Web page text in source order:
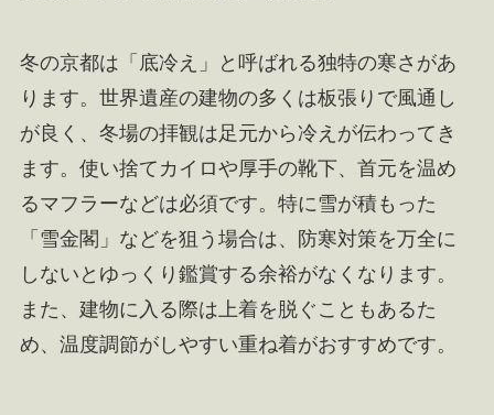
冬の京都は「底冷え」と呼ばれる独特の寒さがあ
ります。世界遺産の建物の多くは板張りで風通し
が良く、冬場の拝観は足元から冷えが伝わってき
ます。使い捨てカイロや厚手の靴下、首元を温め
るマフラーなどは必須です。特に雪が積もった
「雪金閣」などを狙う場合は、防寒対策を万全に
しないとゆっくり鑑賞する余裕がなくなります。
また、建物に入る際は上着を脱ぐこともあるた
め、温度調節がしやすい重ね着がおすすめです。